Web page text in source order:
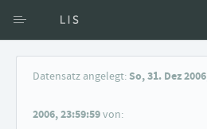
Zugang über Verfasser
Datensatz angelegt:So, 31. Dez 2006
2006, 23:59:59von: